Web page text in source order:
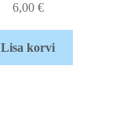
6,00 €
Lisa korvi